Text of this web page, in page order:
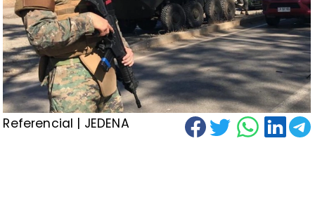
Referencial | JEDENA